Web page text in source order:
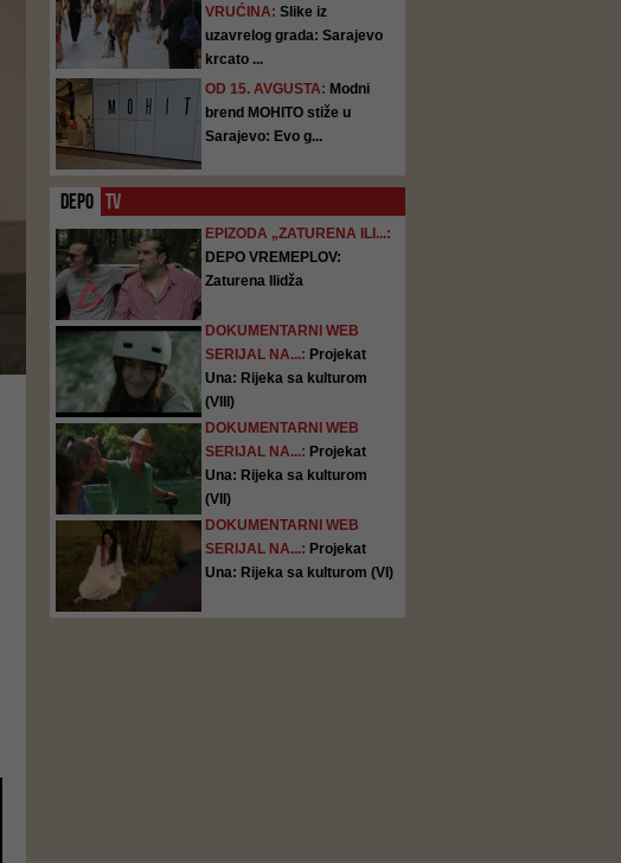
VRUĆINA: Slike iz
uzavrelog grada: Sarajevo
krcato ...
OD 15. AVGUSTA: Modni
brend MOHITO stiže u
Sarajevo: Evo g...
DEPO TV
EPIZODA „ZATURENA ILI...:
DEPO VREMEPLOV:
Zaturena Ilidža
DOKUMENTARNI WEB
SERIJAL NA...: Projekat
Una: Rijeka sa kulturom
(VIII)
DOKUMENTARNI WEB
SERIJAL NA...: Projekat
Una: Rijeka sa kulturom
(VII)
DOKUMENTARNI WEB
SERIJAL NA...: Projekat
Una: Rijeka sa kulturom (VI)